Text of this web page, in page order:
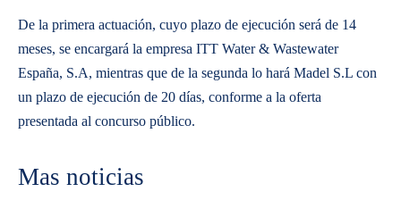
De la primera actuación, cuyo plazo de ejecución será de 14
meses, se encargará la empresa ITT Water & Wastewater
España, S.A, mientras que de la segunda lo hará Madel S.L con
un plazo de ejecución de 20 días, conforme a la oferta
presentada al concurso público.
Mas noticias